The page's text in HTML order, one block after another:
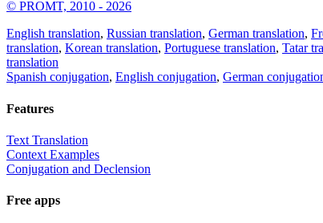
© PROMT, 2010 - 2026
English translation, Russian translation, German translation,
translation, Korean translation, Portuguese translation, Tatar
translation
Spanish conjugation, English conjugation, German
Features
Text Translation
Context Examples
Conjugation and Declension
Free apps